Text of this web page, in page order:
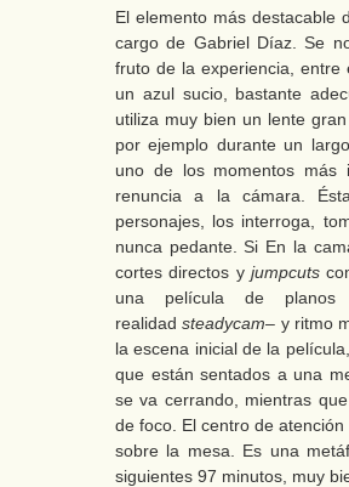
El elemento más destacable
cargo de Gabriel Díaz. Se
fruto de la experiencia, entre
un azul sucio, bastante
utiliza muy bien un lente
por ejemplo durante un
uno de los momentos más
renuncia a la cámara.
personajes, los interroga,
nunca pedante. Si En la
cortes directos yjumpcuts
una película de planos
realidadsteadycam– y ritmo
la escena inicial de la
que están sentados a una
se va cerrando, mientras
de foco. El centro de
sobre la mesa. Es una
siguientes 97 minutos, muy